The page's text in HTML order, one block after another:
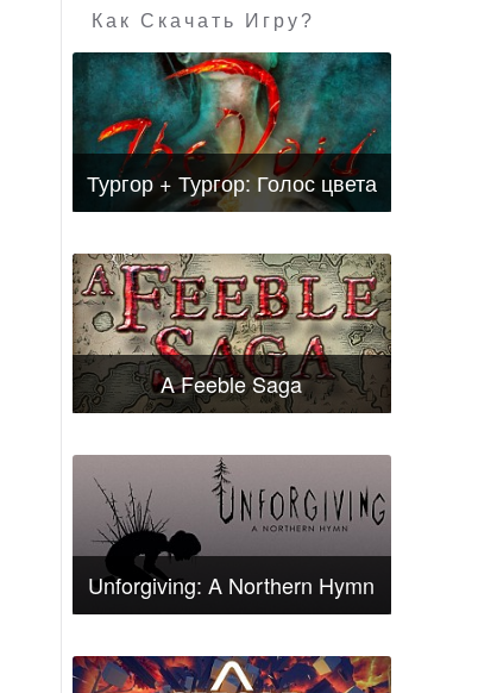
Как Скачать Игру?
Тургор + Тургор: Голос цвета
A Feeble Saga
Unforgiving: A Northern Hymn